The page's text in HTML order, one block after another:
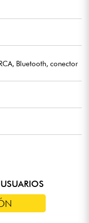
Bluetooth, conector
de entradas